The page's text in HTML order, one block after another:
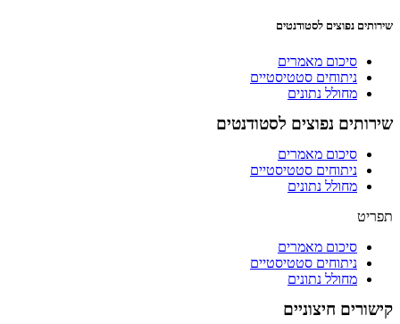
שירותים נפוצים לסטודנטים
סיכום מאמרים
ניתוחים סטטיסטיים
מחולל נתונים
שירותים נפוצים לסטודנטים
סיכום מאמרים
ניתוחים סטטיסטיים
מחולל נתונים
תפריט
סיכום מאמרים
ניתוחים סטטיסטיים
מחולל נתונים
קישורים חיצוניים